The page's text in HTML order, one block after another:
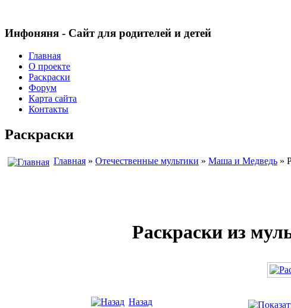
Инфоняня - Сайт для родителей и детей
Главная
О проекте
Раскраски
Форум
Карта сайта
Контакты
Раскраски
Главная » Отечественные мультики » Маша и Медведь »
Раскраски из
Назад